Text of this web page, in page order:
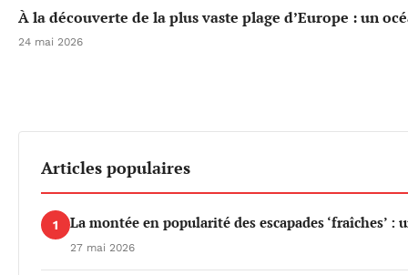
À la découverte de la plus vaste plage d’Europe : un
24 mai 2026
Articles populaires
1 La montée en popularité des escapades ‘fraîches’
27 mai 2026